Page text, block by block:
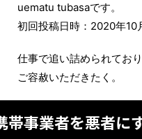
uematu tubasaです。
初回投稿日時：2020年10
仕事で追い詰められており
ご容赦いただきたく。
帯事業者を悪者に